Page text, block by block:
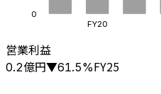
0
FY20
営業利益
0.2億円▼61.5%FY25